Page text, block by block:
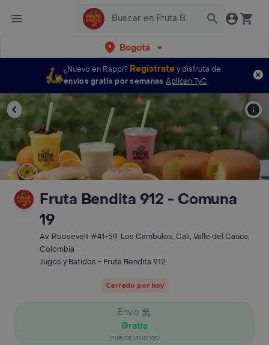
Bogotá
¿Nuevo en Rappi? Regístratey disfruta de
envíos gratis por semanas Aplican TyC
Fruta Bendita 912 - Comuna
19
Av. Roosevelt #41-59, Los Cambulos, Cali, Valle del Cauca,
Colombia
Jugos y Batidos - Fruta Bendita 912
Cerrado por hoy
Envío
Gratis
(nuevos usuarios)